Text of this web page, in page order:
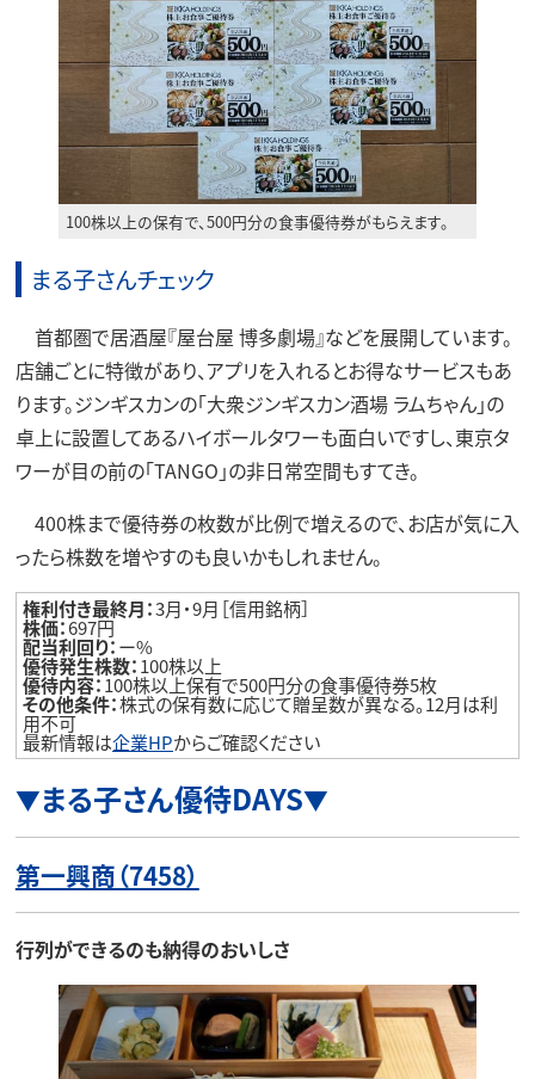
100株以上の保有で、500円分の食事優待券がもらえます。
まる子さんチェック
首都圏で居酒屋『屋台屋 博多劇場』などを展開しています。
店舗ごとに特徴があり、アプリを入れるとお得なサービスもあ
ります。ジンギスカンの「大衆ジンギスカン酒場 ラムちゃん」の
卓上に設置してあるハイボールタワーも面白いですし、東京タ
ワーが目の前の「TANGO」の非日常空間もすてき。
400株まで優待券の枚数が比例で増えるので、お店が気に入
ったら株数を増やすのも良いかもしれません。
権利付き最終月：3月・9月［信用銘柄］
株価：697円
配当利回り：ー%
優待発生株数：100株以上
優待内容：100株以上保有で500円分の食事優待券5枚
その他条件：株式の保有数に応じて贈呈数が異なる。12月は利
用不可
最新情報は企業HPからご確認ください
▼まる子さん優待DAYS▼
第一興商（7458）
行列ができるのも納得のおいしさ